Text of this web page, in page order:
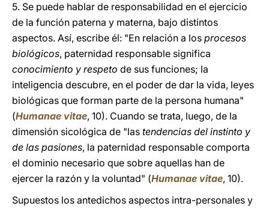
5. Se puede hablar de responsabilidad en el ejercicio
de la función paterna y materna, bajo distintos
aspectos. Así, escribe él: "En relación a los procesos
biológicos, paternidad responsable significa
conocimiento y respeto de sus funciones; la
inteligencia descubre, en el poder de dar la vida, leyes
biológicas que forman parte de la persona humana"
(Humanae vitae, 10). Cuando se trata, luego, de la
dimensión sicológica de "las tendencias del instinto y
de las pasiones, la paternidad responsable comporta
el dominio necesario que sobre aquellas han de
ejercer la razón y la voluntad" (Humanae vitae, 10).
Supuestos los antedichos aspectos intra-personales y